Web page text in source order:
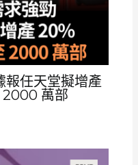
任天堂擬增產
萬部